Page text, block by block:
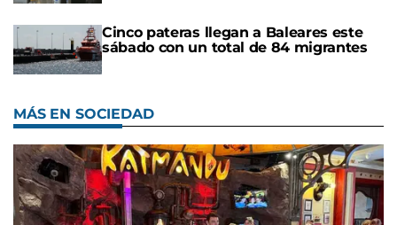
Cinco pateras llegan a Baleares este
sábado con un total de 84 migrantes
MÁS EN SOCIEDAD